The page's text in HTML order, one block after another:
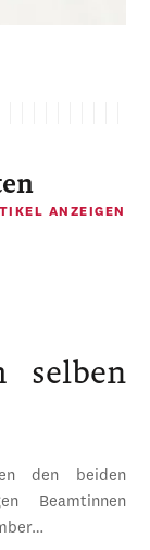
ANZEIGEN
selben
den beiden
Beamtinnen